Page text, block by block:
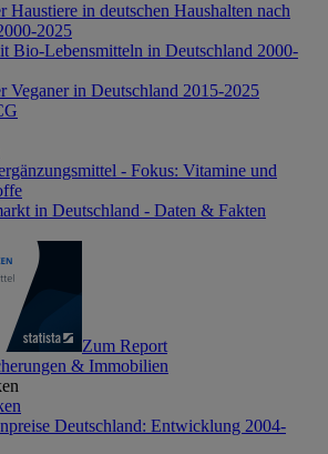
Haustiere in deutschen Haushalten nach
2025
Bio-Lebensmitteln in Deutschland 2000-
Veganer in Deutschland 2015-2025
- Fokus: Vitamine und
in Deutschland - Daten & Fakten
Zum Report
& Immobilien
Deutschland: Entwicklung 2004-